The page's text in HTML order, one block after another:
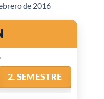
de 2016
2. SEMESTRE